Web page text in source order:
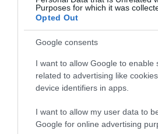
Purposes for which it was
Opted Out
Google consents
I want to allow Google to enable
related to advertising like
device identifiers in apps.
I want to allow my user data to
Google for online advertising
tanultunk,
vakcinával
elvileg
mutat – elő
ezeket a
irányítani